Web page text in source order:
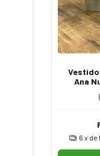
Ana
6 x de